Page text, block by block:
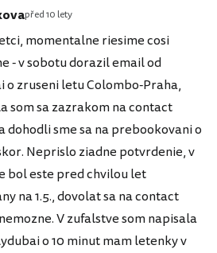
před 10 lety
momentalne riesime cosi
- v sobotu dorazil email od
o zruseni letu Colombo-Praha,
som sa zazrakom na contact
dohodli sme sa na prebookovani o
Neprislo ziadne potvrdenie, v
bol este pred chvilou let
na 1.5., dovolat sa na contact
V zufalstve som napisala
o 10 minut mam letenky v